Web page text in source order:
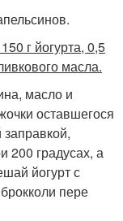
г йогурта, 0,5
масла.
масло и
оставшегося
200 градусах, а
йогурт с
пере